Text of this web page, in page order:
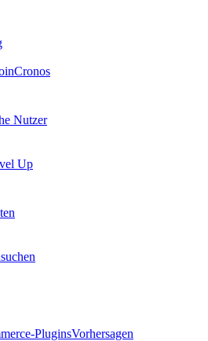
Cronos
Nutzer
Up
PluginsVorhersagen